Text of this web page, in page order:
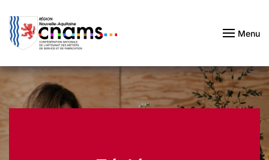
Passer au contenu principal Menu